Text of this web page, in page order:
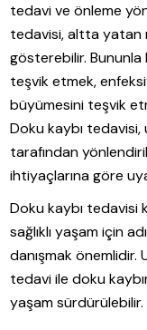
tedavi ve önleme
tedavisi, altta yatan
gösterebilir. Bununla
teşvik etmek,
büyümesini teşvik
Doku kaybı tedavisi,
tarafından
ihtiyaçlarına göre
Doku kaybı tedavisi
sağlıklı yaşam için
danışmak önemlidir.
tedavi ile doku
yaşam sürdürülebilir.